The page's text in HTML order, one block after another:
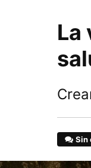
La
Sin